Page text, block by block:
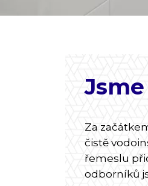
Za
čistě
řemeslu
odborníků